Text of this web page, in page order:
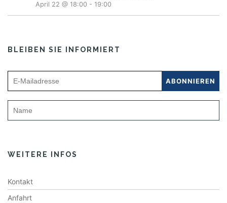
April 22 @ 18:00 - 19:00
BLEIBEN SIE INFORMIERT
WEITERE INFOS
Kontakt
Anfahrt